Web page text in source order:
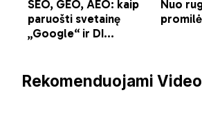
Rekomenduojami Video